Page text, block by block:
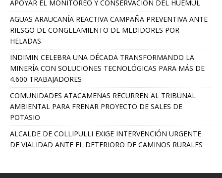
APOYAR EL MONITOREO Y CONSERVACIÓN DEL HUEMUL
AGUAS ARAUCANÍA REACTIVA CAMPAÑA PREVENTIVA ANTE
RIESGO DE CONGELAMIENTO DE MEDIDORES POR
HELADAS
INDIMIN CELEBRA UNA DÉCADA TRANSFORMANDO LA
MINERÍA CON SOLUCIONES TECNOLÓGICAS PARA MÁS DE
4.600 TRABAJADORES
COMUNIDADES ATACAMEÑAS RECURREN AL TRIBUNAL
AMBIENTAL PARA FRENAR PROYECTO DE SALES DE
POTASIO
ALCALDE DE COLLIPULLI EXIGE INTERVENCIÓN URGENTE
DE VIALIDAD ANTE EL DETERIORO DE CAMINOS RURALES